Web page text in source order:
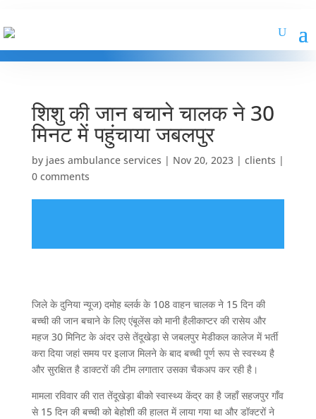
शिशु की जान बचाने चालक ने 30
मिनट में पहुंचाया जबलपुर
by jaes ambulance services | Nov 20, 2023| clients |
0 comments
जिले के दुनिया न्यूज) दमोह ब्लर्क के 108 वाहन चालक ने 15 दिन की
बच्ची की जान बचाने के लिए एंबूलेंस को मानी हैलीकाप्टर की रासेय और
महज 30 मिनिट के अंदर उसे तेंदूखेड़ा से जबलपुर मेडीकल कालेज में भर्ती
करा दिया जहां समय पर इलाज मिलने के बाद बच्ची पूर्ण रूप से स्वस्थ्य है
और सुरक्षित है डाक्टरों की टीम लगातार उसका चैकअप कर रही है।
मामला रविवार की रात तेंदूखेड़ा बीको स्वास्थ्य केंद्र का है जहाँ सहजपुर गाँव
से 15 दिन की बच्ची को बेहोशी की हालत में लाया गया था और डॉक्टरों ने